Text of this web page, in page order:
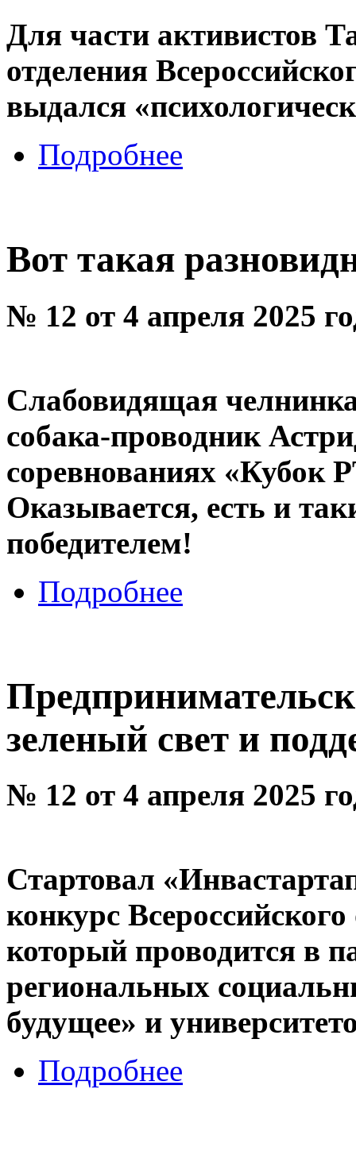
Для части активистов
отделения
выдался
Подробнее
Вот такая
№ 12 от 4 апреля 2025
Слабовидящая
собака-проводник
соревнованиях «Кубок
Оказывается, есть и
победителем!
Подробнее
зеленый свет и
№ 12 от 4 апреля 2025
Стартовал
конкурс
который проводится в
региональных
будущее» и
Подробнее